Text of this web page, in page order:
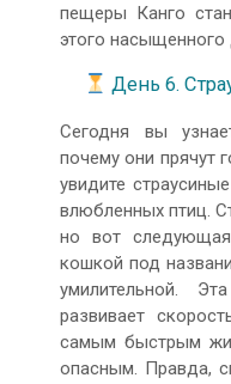
пещеры Канго
этого насыщенного
День 6.
Сегодня вы
почему они прячут
увидите
влюбленных птиц.
но вот
кошкой под
умилительной.
развивает
самым быстрым
опасным. Правда,